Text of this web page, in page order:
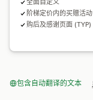
全面自定义
阶梯定价内的买赠活
购后及感谢页面 (TYP)
包含自动翻译的文本